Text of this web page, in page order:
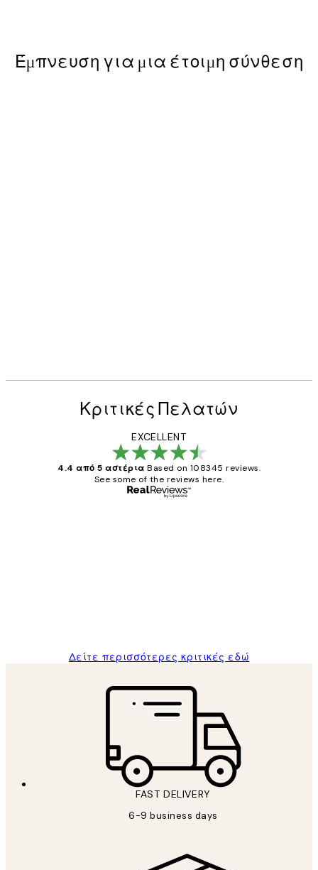
Έμπνευση για μια έτοιμη σύνθεση
Κριτικές Πελατών
EXCELLENT
4.4 από 5 αστέρια Based on 108345 reviews.
See some of the reviews here.
Δείτε περισσότερες κριτικές εδώ
FAST DELIVERY
6-9 business days